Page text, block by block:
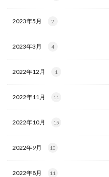
2023年5月 2
2023年3月 4
2022年12月 1
2022年11月 11
2022年10月 15
2022年9月 10
2022年8月 11